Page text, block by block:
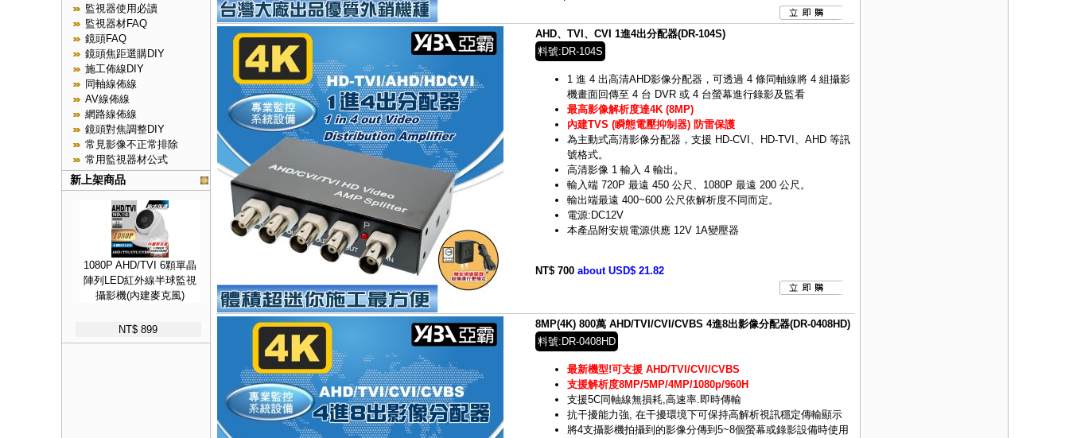
監視器使用必讀
監視器材FAQ
鏡頭FAQ
鏡頭焦距選購DIY
施工佈線DIY
同軸線佈線
AV線佈線
網路線佈線
鏡頭對焦調整DIY
常見影像不正常排除
常用監視器材公式
新上架商品
1080P AHD/TVI 6顆單晶
陣列LED紅外線半球監視
攝影機(內建麥克風)
NT$ 899
AHD、TVI、CVI 1進4出分配器(DR-104S)
料號:DR-104S
1 進 4 出高清AHD影像分配器，可透過 4 條同軸線將 4 組攝影
機畫面回傳至 4 台 DVR 或 4 台螢幕進行錄影及監看
最高影像解析度達4K (8MP)
內建TVS (瞬態電壓抑制器) 防雷保護
為主動式高清影像分配器，支援 HD-CVI、HD-TVI、AHD 等訊
號格式。
高清影像 1 輸入 4 輸出。
輸入端 720P 最遠 450 公尺、1080P 最遠 200 公尺。
輸出端最遠 400~600 公尺依解析度不同而定。
電源:DC12V
本產品附安規電源供應 12V 1A變壓器
NT$ 700 about USD$ 21.82
8MP(4K) 800萬 AHD/TVI/CVI/CVBS 4進8出影像分配器(DR-0408HD)
料號:DR-0408HD
最新機型!可支援 AHD/TVI/CVI/CVBS
支援解析度8MP/5MP/4MP/1080p/960H
支援5C同軸線無損耗,高速率.即時傳輸
抗干擾能力強, 在干擾環境下可保持高解析視訊穩定傳輸顯示
將4支攝影機拍攝到的影像分傳到5~8個螢幕或錄影設備時使用